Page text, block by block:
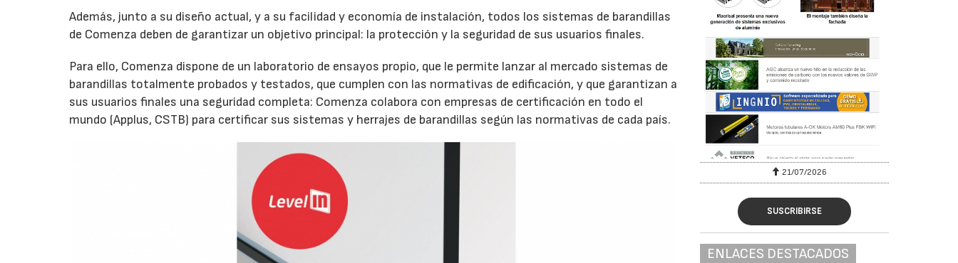
Además, junto a su diseño actual, y a su facilidad y economía de instalación, todos los sistemas de barandillas
de Comenza deben de garantizar un objetivo principal: la protección y la seguridad de sus usuarios finales.
Para ello, Comenza dispone de un laboratorio de ensayos propio, que le permite lanzar al mercado sistemas de
barandillas totalmente probados y testados, que cumplen con las normativas de edificación, y que garantizan a
sus usuarios finales una seguridad completa: Comenza colabora con empresas de certificación en todo el
mundo (Applus, CSTB) para certificar sus sistemas y herrajes de barandillas según las normativas de cada país.
21/07/2026
SUSCRIBIRSE
ENLACES DESTACADOS